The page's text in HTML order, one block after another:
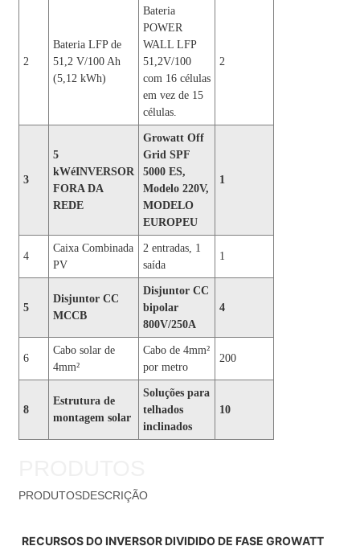
2
Bateria LFP de
51,2 V/100 Ah
(5,12 kWh)
Bateria
POWER
WALL LFP
51,2V/100
com 16 células
em vez de 15
células.
2
3
5
kWéINVERSOR
FORA DA
REDE
Growatt Off
Grid SPF
5000 ES,
Modelo 220V,
MODELO
EUROPEU
1
4
Caixa Combinada
PV
2 entradas, 1
saída
1
5
Disjuntor CC
MCCB
Disjuntor CC
bipolar
800V/250A
4
6
Cabo solar de
4mm²
Cabo de 4mm²
por metro
200
8
Estrutura de
montagem solar
Soluções para
telhados
inclinados
10
PRODUTOSDESCRIÇÃO
RECURSOS DO INVERSOR DIVIDIDO DE FASE GROWATT